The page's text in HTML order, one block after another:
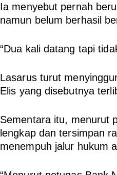
Ia menyebut pernah
namun belum berhasil
“Dua kali datang tapi
Lasarus turut
Elis yang disebutnya
Sementara itu, menurut
lengkap dan tersimpan
menempuh jalur hukum